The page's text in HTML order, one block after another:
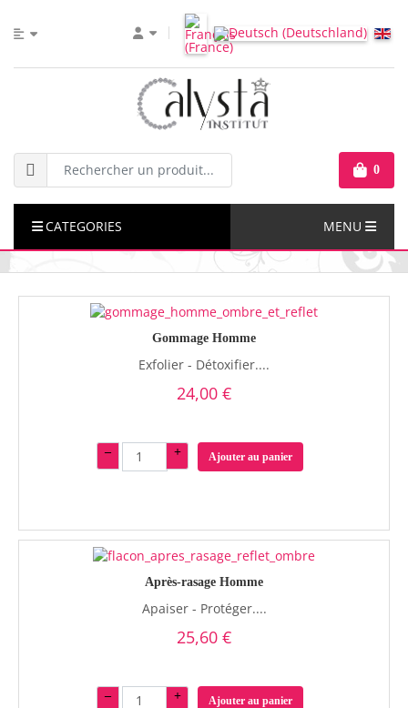
0
CATEGORIES MENU
Gommage Homme
Exfolier - Détoxifier....
24,00 €
– + Ajouter au panier
Après-rasage Homme
Apaiser - Protéger....
25,60 €
– + Ajouter au panier